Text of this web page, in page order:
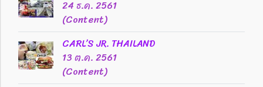
24 ธ.ค. 2561
(Content)
CARL’S JR. THAILAND
13 ต.ค. 2561
(Content)